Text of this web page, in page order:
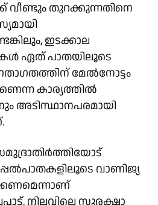
തുറക്കുന്നതിനെ
ഇടക്കാല
ഏത് പാതയിലൂടെ
മേൽനോട്ടം
കാര്യത്തിൽ
അടിസ്ഥാനപരമായി
വാണിജ്യ
നിലവിലെ സുരക്ഷാ